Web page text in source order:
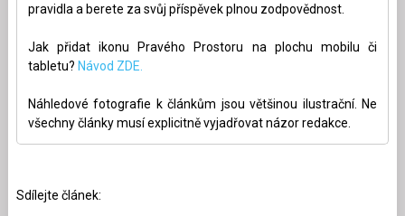
pravidla a berete za svůj příspěvek plnou zodpovědnost.
Jak přidat ikonu Pravého Prostoru na plochu mobilu či
tabletu? Návod ZDE.
Náhledové fotografie k článkům jsou většinou ilustrační. Ne
všechny články musí explicitně vyjadřovat názor redakce.
Sdílejte článek: